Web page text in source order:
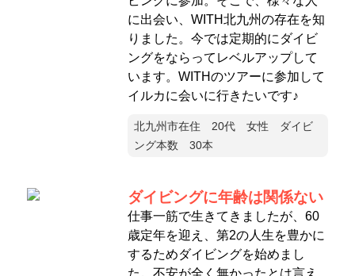
に出会い、WITH北九州の存在を知
りました。今では定期的にダイビ
ングをならってレベルアップして
います。WITHのツアーに参加して
イルカに会いに行きたいです♪
北九州市在住 20代 女性 ダイビ
ング本数 30本
ダイビングに年齢は関係ない
仕事一筋で生きてきましたが、60
歳定年を迎え、第2の人生を豊かに
するためダイビングを始めまし
た。不安が全く無かったとは言え